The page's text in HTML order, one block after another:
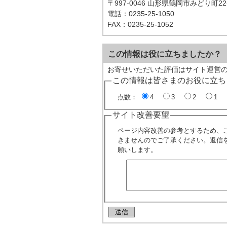
〒997-0046 山形県鶴岡市みどり町
電話：0235-25-1050
FAX：0235-25-1052
この情報は役に立ちましたか？
お寄せいただいた評価はサイト運営
この情報は皆さまのお役に立
点数： 4 3 2 1
サイト改善要望
ページ内容改善の参考とするため、
きませんのでご了承ください。返
願いします。